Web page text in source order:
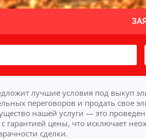
лучшие условия под выкуп
переговоров и продать свое
нашей услуги — это
гарантией цены, что исключает
сделки.